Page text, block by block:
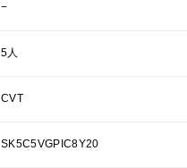
−
5人
CVT
SK5C5VGPIC8Y20